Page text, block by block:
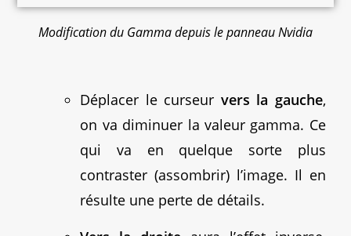
Modification du Gamma depuis le panneau Nvidia
Déplacer le curseur vers la gauche,
on va diminuer la valeur gamma. Ce
qui va en quelque sorte plus
contraster (assombrir) l’image. Il en
résulte une perte de détails.